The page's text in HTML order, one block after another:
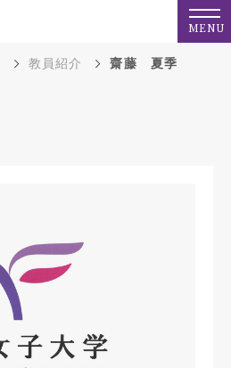
MENU
教員紹介 齋藤 夏季